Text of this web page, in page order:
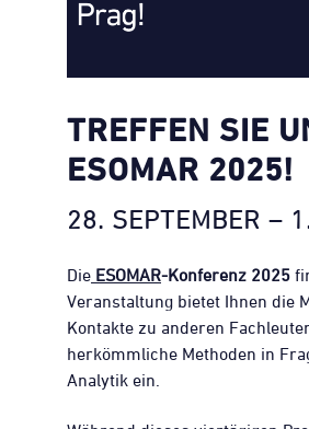
TREFFEN SIE
ESOMAR 2025!
28. SEPTEMBER –
Die ESOMAR-Konferenz 2025
Veranstaltung bietet Ihnen die
Kontakte zu anderen
herkömmliche Methoden in
Analytik ein.